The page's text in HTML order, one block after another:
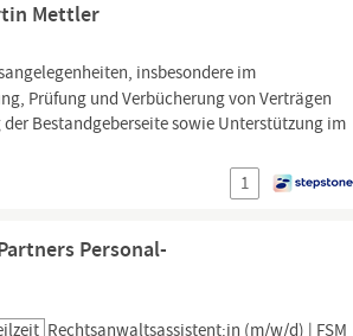
Mettler
insbesondere im
Prüfung und Verbücherung von Verträgen
Bestandgeberseite sowie Unterstützung im
1
Personal-
Rechtsanwaltsassistent:in (m/w/d) | FSM